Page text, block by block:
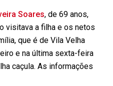
Soares, de 69 anos,
visitava a filha e os netos
que é de Vila Velha
e na última sexta-feira
caçula. As informações